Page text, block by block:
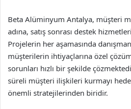
Beta Alüminyum Antalya, müşteri
adına, satış sonrası destek
Projelerin her aşamasında
müşterilerin ihtiyaçlarına özel
sorunları hızlı bir şekilde
süreli müşteri ilişkileri kurmayı
önemli stratejilerinden biridir.